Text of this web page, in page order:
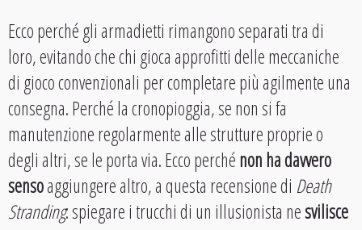
Ecco perché gli armadietti rimangono separati tra di
loro, evitando che chi gioca approfitti delle meccaniche
di gioco convenzionali per completare più agilmente una
consegna. Perché la cronopioggia, se non si fa
manutenzione regolarmente alle strutture proprie o
degli altri, se le porta via. Ecco perchénon ha davvero
sensoaggiungere altro, a questa recensione di Death
Stranding: spiegare i trucchi di un illusionista nesvilisce